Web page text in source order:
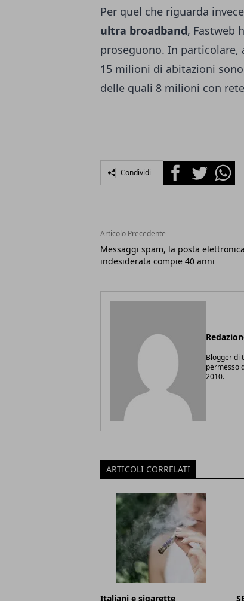
Per quel che riguarda
ultra broadband, Fastweb
proseguono. In
15 milioni di abitazioni
delle quali 8 milioni con
Condividi FacebookTwitter
Articolo Precedente
Messaggi spam, la posta elettronica
indesiderata compie 40 anni
Blogger di
permesso
2010.
ARTICOLI CORRELATI
Italiani e sigarette